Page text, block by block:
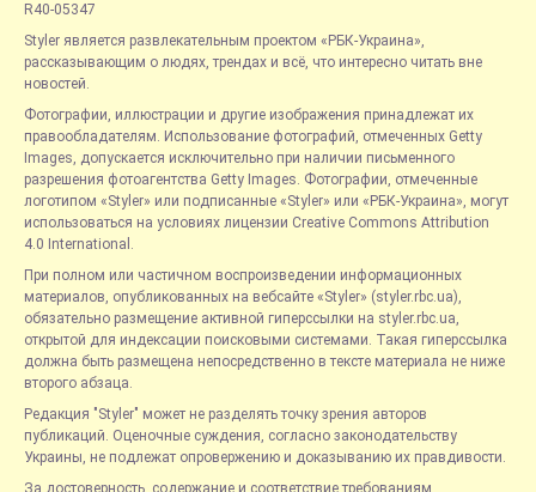
R40-05347
Styler является развлекательным проектом «РБК-Украина»,
рассказывающим о людях, трендах и всё, что интересно читать вне
новостей.
Фотографии, иллюстрации и другие изображения принадлежат их
правообладателям. Использование фотографий, отмеченных Getty
Images, допускается исключительно при наличии письменного
разрешения фотоагентства Getty Images. Фотографии, отмеченные
логотипом «Styler» или подписанные «Styler» или «РБК-Украина», могут
использоваться на условиях лицензии Creative Commons Attribution
4.0 International.
При полном или частичном воспроизведении информационных
материалов, опубликованных на вебсайте «Styler» (styler.rbc.ua),
обязательно размещение активной гиперссылки на styler.rbc.ua,
открытой для индексации поисковыми системами. Такая гиперссылка
должна быть размещена непосредственно в тексте материала не ниже
второго абзаца.
Редакция "Styler" может не разделять точку зрения авторов
публикаций. Оценочные суждения, согласно законодательству
Украины, не подлежат опровержению и доказыванию их правдивости.